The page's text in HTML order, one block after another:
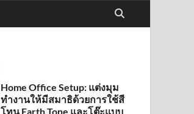
Home Office Setup: แต่งมุม
ทำงานให้มีสมาธิด้วยการใช้สี
โทน Earth Tone และโต๊ะแบบ